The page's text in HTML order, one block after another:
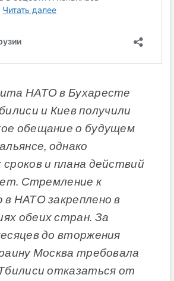
НАТО в Бухаресте
и Киев получили
обещание о будущем
однако
и плана действий
Стремление к
в НАТО закреплено в
обеих стран. За
до вторжения
Москва требовала
отказаться от